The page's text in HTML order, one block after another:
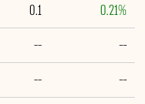
0.21%
0.1
--
--
--
--